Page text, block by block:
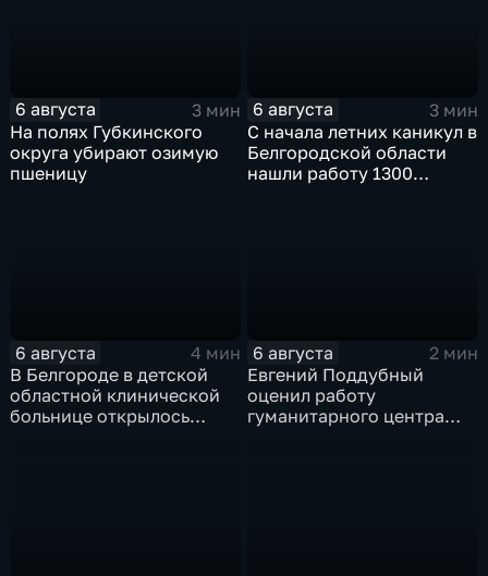
6 августа
3 мин
На полях Губкинского
округа убирают озимую
пшеницу
6 августа
3 мин
С начала летних каникул в
Белгородской области
нашли работу 1300
6 августа
4 мин
В Белгороде в детской
областной клинической
больнице открылось
6 августа
2 мин
Евгений Поддубный
оценил работу
гуманитарного центра